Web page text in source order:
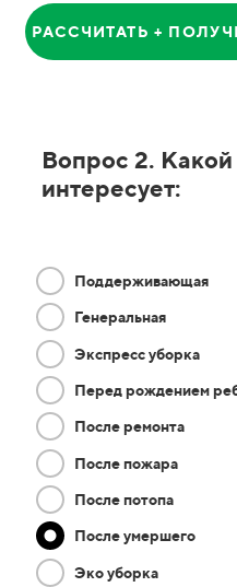
РАССЧИТАТЬ +
Вопрос 2.
интересует:
Поддерживающая
Генеральная
Экспресс уборка
Перед рождением
После ремонта
После пожара
После потопа
После умершего
Эко уборка